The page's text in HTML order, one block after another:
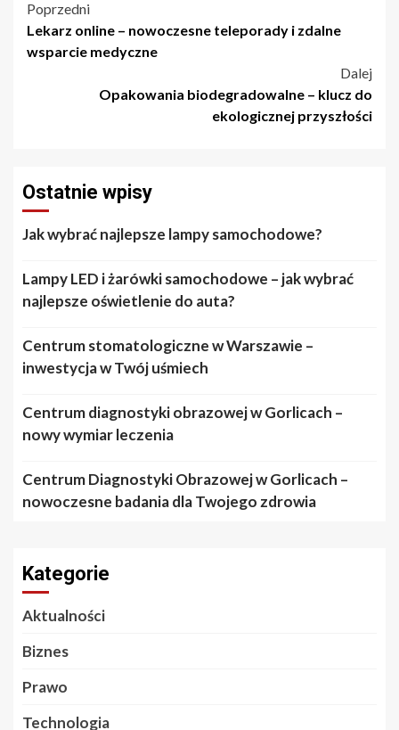
Nawigacja
wpisu
Poprzedni
Lekarz online – nowoczesne teleporady i zdalne
wsparcie medyczne
Dalej
Opakowania biodegradowalne – klucz do
ekologicznej przyszłości
Ostatnie wpisy
Jak wybrać najlepsze lampy samochodowe?
Lampy LED i żarówki samochodowe – jak wybrać
najlepsze oświetlenie do auta?
Centrum stomatologiczne w Warszawie –
inwestycja w Twój uśmiech
Centrum diagnostyki obrazowej w Gorlicach –
nowy wymiar leczenia
Centrum Diagnostyki Obrazowej w Gorlicach –
nowoczesne badania dla Twojego zdrowia
Kategorie
Aktualności
Biznes
Prawo
Technologia